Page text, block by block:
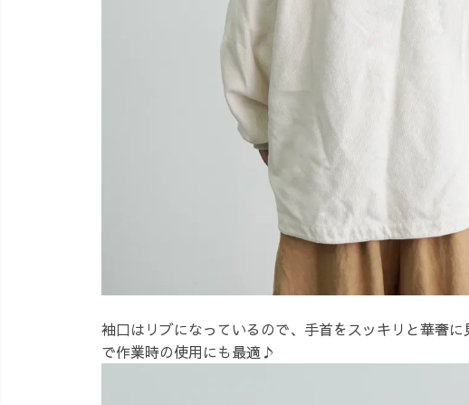
袖口はリブになっているので、手首をスッキリと華奢
で作業時の使用にも最適♪